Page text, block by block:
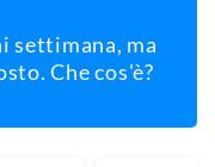
settimana, ma
Che cos'è?